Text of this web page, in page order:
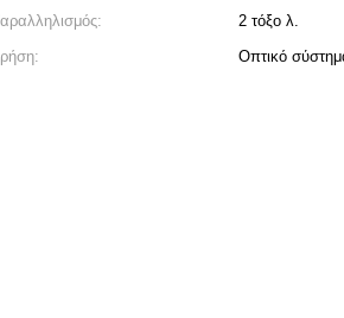
2 τόξο λ.
Οπτικό